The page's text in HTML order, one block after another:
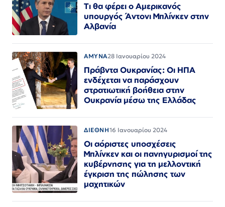
Τι θα φέρει ο Αμερικανός
υπουργός Άντονι Μπλίνκεν στην
Αλβανία
ΑΜΥΝΑ28 Ιανουαρίου 2024
Πράβντα Ουκρανίας: Οι ΗΠΑ
ενδέχεται να παράσχουν
στρατιωτική βοήθεια στην
Ουκρανία μέσω της Ελλάδας
ΔΙΕΘΝΗ16 Ιανουαρίου 2024
Οι αόριστες υποσχέσεις
Μπλίνκεν και οι πανηγυρισμοί της
κυβέρνησης για τη μελλοντική
έγκριση της πώλησης των
μαχητικών